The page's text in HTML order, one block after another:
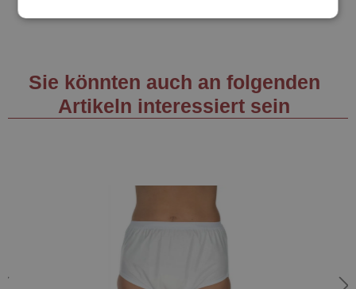
Sie könnten auch an folgenden
Artikeln interessiert sein